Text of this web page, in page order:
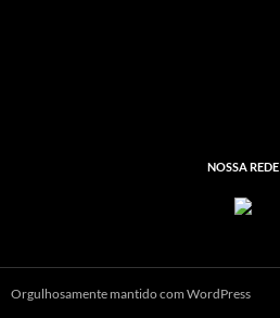
NOSSA REDE
Orgulhosamente mantido com WordPress